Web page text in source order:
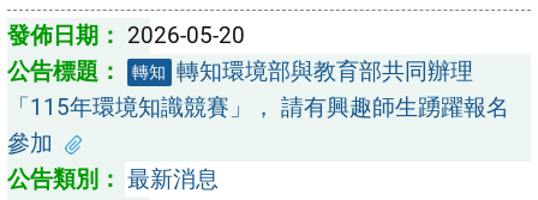
2026-05-20
轉知 轉知環境部與教育部共同辦理
「115年環境知識競賽」， 請有興趣師生踴躍報名
參加
最新消息